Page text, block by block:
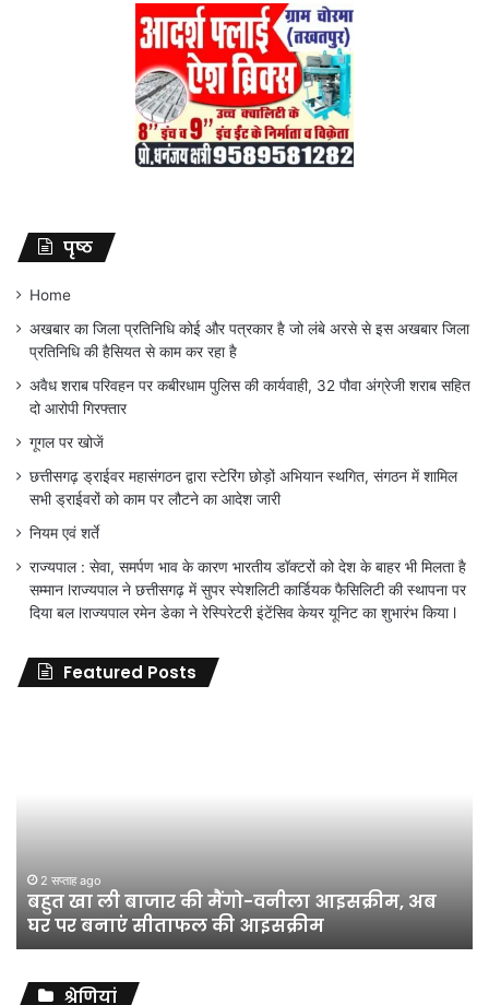
पृष्ठ
Home
अखबार का जिला प्रतिनिधि कोई और पत्रकार है जो लंबे अरसे से इस अखबार जिला
प्रतिनिधि की हैसियत से काम कर रहा है
अवैध शराब परिवहन पर कबीरधाम पुलिस की कार्यवाही, 32 पौवा अंग्रेजी शराब सहित
दो आरोपी गिरफ्तार
गूगल पर खोजें
छत्तीसगढ़ ड्राईवर महासंगठन द्वारा स्टेरिंग छोड़ों अभियान स्थगित, संगठन में शामिल
सभी ड्राईवरों को काम पर लौटने का आदेश जारी
नियम एवं शर्ते
राज्यपाल : सेवा, समर्पण भाव के कारण भारतीय डॉक्टरों को देश के बाहर भी मिलता है
सम्मान lराज्यपाल ने छत्तीसगढ़ में सुपर स्पेशलिटी कार्डियक फैसिलिटी की स्थापना पर
दिया बल lराज्यपाल रमेन डेका ने रेस्पिरेटरी इंटेंसिव केयर यूनिट का शुभारंभ किया l
Featured Posts
शिक्षा
विभाग
विवादों
संघर्ष
जून 11, 2026
जिला शिक्षा अधिकारी का तबादला हुआ, लेकिन शिक्षा
विभाग के विवादों पर संघर्ष जारी रहेगा : अंकित गौरहा
श्रेणियां